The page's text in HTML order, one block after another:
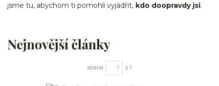
jsme tu, abychom ti pomohli vyjádřit, kdo doopravdy jsi.
Nejnovější články
strana z 1